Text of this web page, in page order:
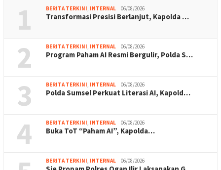
1 BERITA TERKINI, INTERNAL 06/08/2026
Transformasi Presisi Berlanjut, Kapolda …
2 BERITA TERKINI, INTERNAL 06/08/2026
Program Paham AI Resmi Bergulir, Polda S…
3 BERITA TERKINI, INTERNAL 06/08/2026
Polda Sumsel Perkuat Literasi AI, Kapold…
4 BERITA TERKINI, INTERNAL 06/08/2026
Buka ToT “Paham AI”, Kapolda…
BERITA TERKINI, INTERNAL 06/08/2026